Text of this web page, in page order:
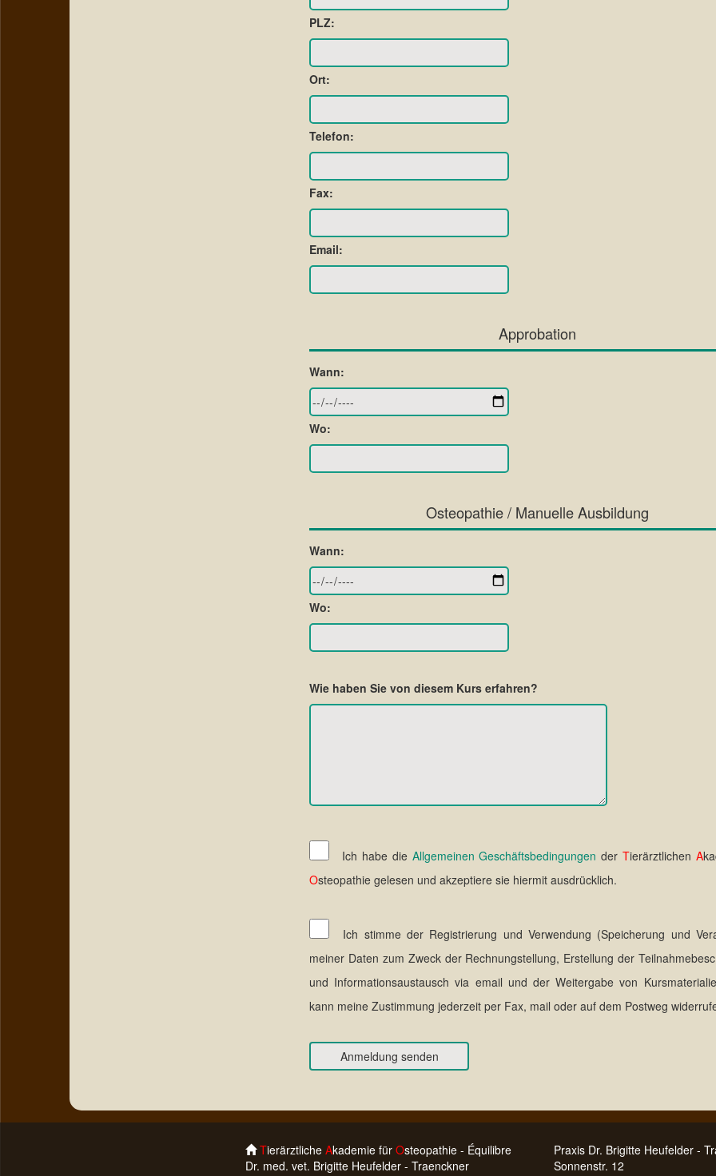
PLZ:
Ort:
Telefon:
Fax:
Email:
Approbation
Wann:
Wo:
Osteopathie / Manuelle Ausbildung
Wann:
Wo:
Wie haben Sie von diesem Kurs erfahren?
Ich habe die Allgemeinen Geschäftsbedingungen derTierärztlichenA
Osteopathie gelesen und akzeptiere sie hiermit ausdrücklich.
Ich stimme der Registrierung und Verwendung (Speicherung und
meiner Daten zum Zweck der Rechnungstellung, Erstellung der
und Informationsaustausch via email und der Weitergabe von
kann meine Zustimmung jederzeit per Fax, mail oder auf dem Postweg
Tierärztliche Akademie für Osteopathie - Équilibre
Dr. med. vet. Brigitte Heufelder - Traenckner
Praxis Dr. Brigitte Heufelder -
Sonnenstr. 12